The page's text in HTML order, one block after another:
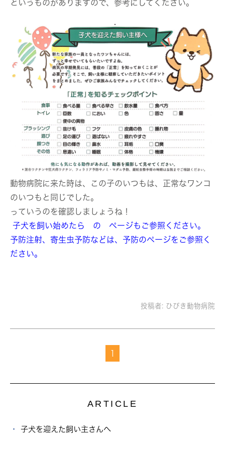
というものがありますので、参考にしてください。
動物病院に来た時は、この子のいつもは、正常なワンコ
のいつもと同じでした。
っていうのを確認しましょうね！
子犬を飼い始めたら の ページもご参照ください。
予防注射、寄生虫予防などは、予防のページをご参照く
ださい。
投稿者: ひびき動物病院
1
ARTICLE
子犬を迎えた飼い主さんへ